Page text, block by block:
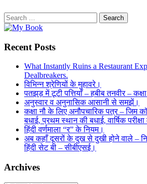
Search
for:
Recent Posts
What Instantly Ruins a Restaurant
Dealbreakers.
विभिन्न श्रेणियों के मुहावरे।
पतझड़ में टूटी पत्तियाँ – हबीब तनवीर –
अनुस्वार व अनुनासिक आसानी से समझें।
कक्षा नौ के लिए अनौपचारिक पत्र – जिम
बधाई, प्रथम स्थान की बधाई, वार्षिक परीक्षा
हिंदी वर्णमाला “र” के नियम।
अब कहाँ दूसरों के दुख से दुखी होने वाले –
हिंदी सेट बी – सीबीएसई।
Archives